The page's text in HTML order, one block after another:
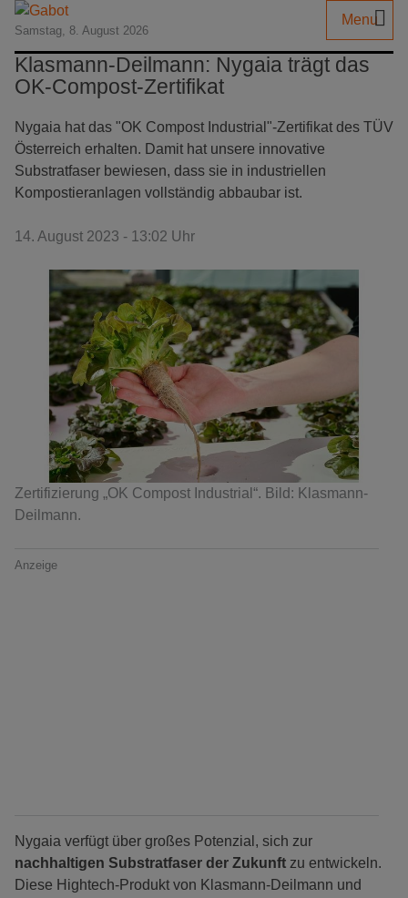
Samstag, 8. August 2026
Menu
Klasmann-Deilmann: Nygaia trägt das
OK-Compost-Zertifikat
Nygaia hat das "OK Compost Industrial"-Zertifikat des TÜV
Österreich erhalten. Damit hat unsere innovative
Substratfaser bewiesen, dass sie in industriellen
Kompostieranlagen vollständig abbaubar ist.
14. August 2023 - 13:02 Uhr
Zertifizierung „OK Compost Industrial“. Bild: Klasmann-
Deilmann.
Anzeige
Nygaia verfügt über großes Potenzial, sich zur
nachhaltigen Substratfaser der Zukunft zu entwickeln.
Diese Hightech-Produkt von Klasmann-Deilmann und